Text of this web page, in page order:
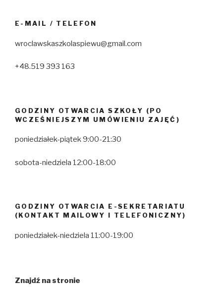
E-MAIL / TELEFON
wroclawskaszkolaspiewu@gmail.com
+48.519 393 163
GODZINY OTWARCIA SZKOŁY (PO
WCZEŚNIEJSZYM UMÓWIENIU ZAJĘĆ)
poniedziałek-piątek 9:00-21:30
sobota-niedziela 12:00-18:00
GODZINY OTWARCIA E-SEKRETARIATU
(KONTAKT MAILOWY I TELEFONICZNY)
poniedziałek-niedziela 11:00-19:00
Znajdź na stronie